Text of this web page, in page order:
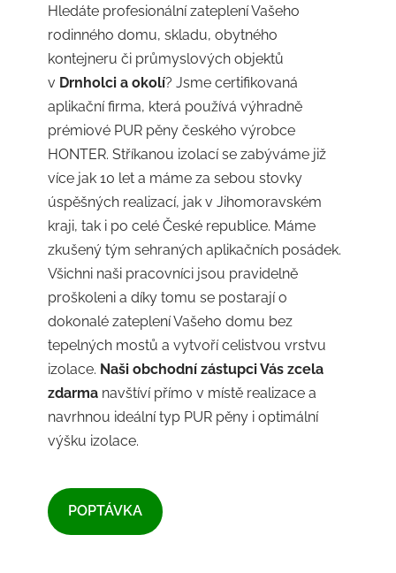
Hledáte profesionální zateplení Vašeho
rodinného domu, skladu, obytného
kontejneru či průmyslových objektů
v Drnholci a okolí? Jsme certifikovaná
aplikační firma, která používá výhradně
prémiové PUR pěny českého výrobce
HONTER. Stříkanou izolací se zabýváme již
více jak 10 let a máme za sebou stovky
úspěšných realizací, jak v Jihomoravském
kraji, tak i po celé České republice. Máme
zkušený tým sehraných aplikačních posádek.
Všichni naši pracovníci jsou pravidelně
proškoleni a díky tomu se postarají o
dokonalé zateplení Vašeho domu bez
tepelných mostů a vytvoří celistvou vrstvu
izolace. Naši obchodní zástupci Vás zcela
zdarmanavštíví přímo v místě realizace a
navrhnou ideální typ PUR pěny i optimální
výšku izolace.
​POPTÁVKA​